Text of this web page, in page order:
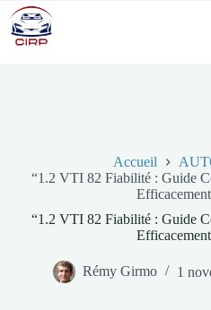
Passer
au
contenu
Accueil
“1.2 VTI 82 Fiabilité : Guide
“1.2 VTI 82 Fiabilité : Guide
Rémy Girmo 1